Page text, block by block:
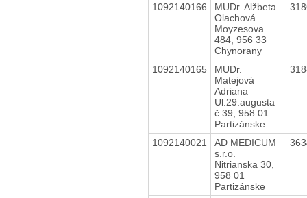
1092140166
MUDr. Alžbeta
Olachová
Moyzesova
484, 956 33
Chynorany
1092140165
MUDr.
Matejová
Adriana
Ul.29.augusta
č.39, 958 01
Partizánske
1092140021
AD MEDICUM
s.r.o.
Nitrianska 30,
958 01
Partizánske